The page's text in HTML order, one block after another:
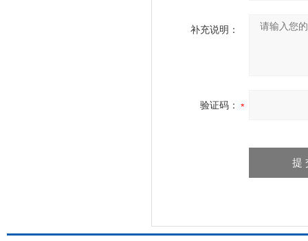
补充说明：
验证码：